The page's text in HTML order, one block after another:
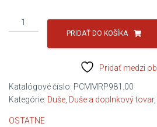
množstvo
duša
16x6,50/7,50-
PRIDAŤ DO KOŠÍKA
Pridať medzi
Katalógové číslo: PCMMRP981.00
Kategórie: Duše Duše a doplnkový tovar,
OSTATNE